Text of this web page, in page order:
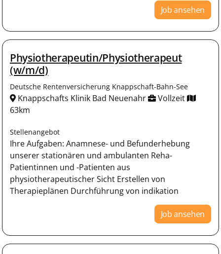
Job ansehen
Physiotherapeutin/Physiotherapeut
(w/m/d)
Deutsche Rentenversicherung Knappschaft-Bahn-See
Knappschafts Klinik Bad Neuenahr
Vollzeit
63km
Stellenangebot
Ihre Aufgaben: Anamnese- und Befunderhebung
unserer stationären und ambulanten Reha-
Patientinnen und -Patienten aus
physiotherapeutischer Sicht Erstellen von
Therapieplänen Durchführung von indikation
Job ansehen